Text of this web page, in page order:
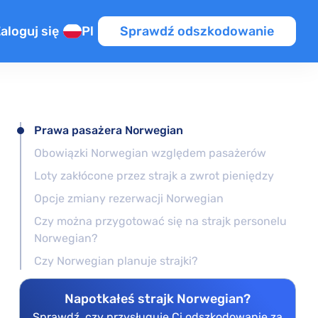
/ PL
lot
locie
się Pl Sprawdź odszkodowanie
Prawa pasażera Norwegian
Obowiązki Norwegian względem pasażerów
Loty zakłócone przez strajk a zwrot pieniędzy
Opcje zmiany rezerwacji Norwegian
Czy można przygotować się na strajk personelu
Norwegian?
Czy Norwegian planuje strajki?
Napotkałeś strajk Norwegian?